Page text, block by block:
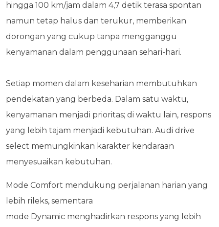
hingga 100 km/jam dalam 4,7 detik terasa spontan
namun tetap halus dan terukur, memberikan
dorongan yang cukup tanpa mengganggu
kenyamanan dalam penggunaan sehari-hari.
Setiap momen dalam keseharian membutuhkan
pendekatan yang berbeda. Dalam satu waktu,
kenyamanan menjadi prioritas; di waktu lain, respons
yang lebih tajam menjadi kebutuhan. Audi drive
select memungkinkan karakter kendaraan
menyesuaikan kebutuhan.
Mode Comfort mendukung perjalanan harian yang
lebih rileks, sementara
mode Dynamic menghadirkan respons yang lebih